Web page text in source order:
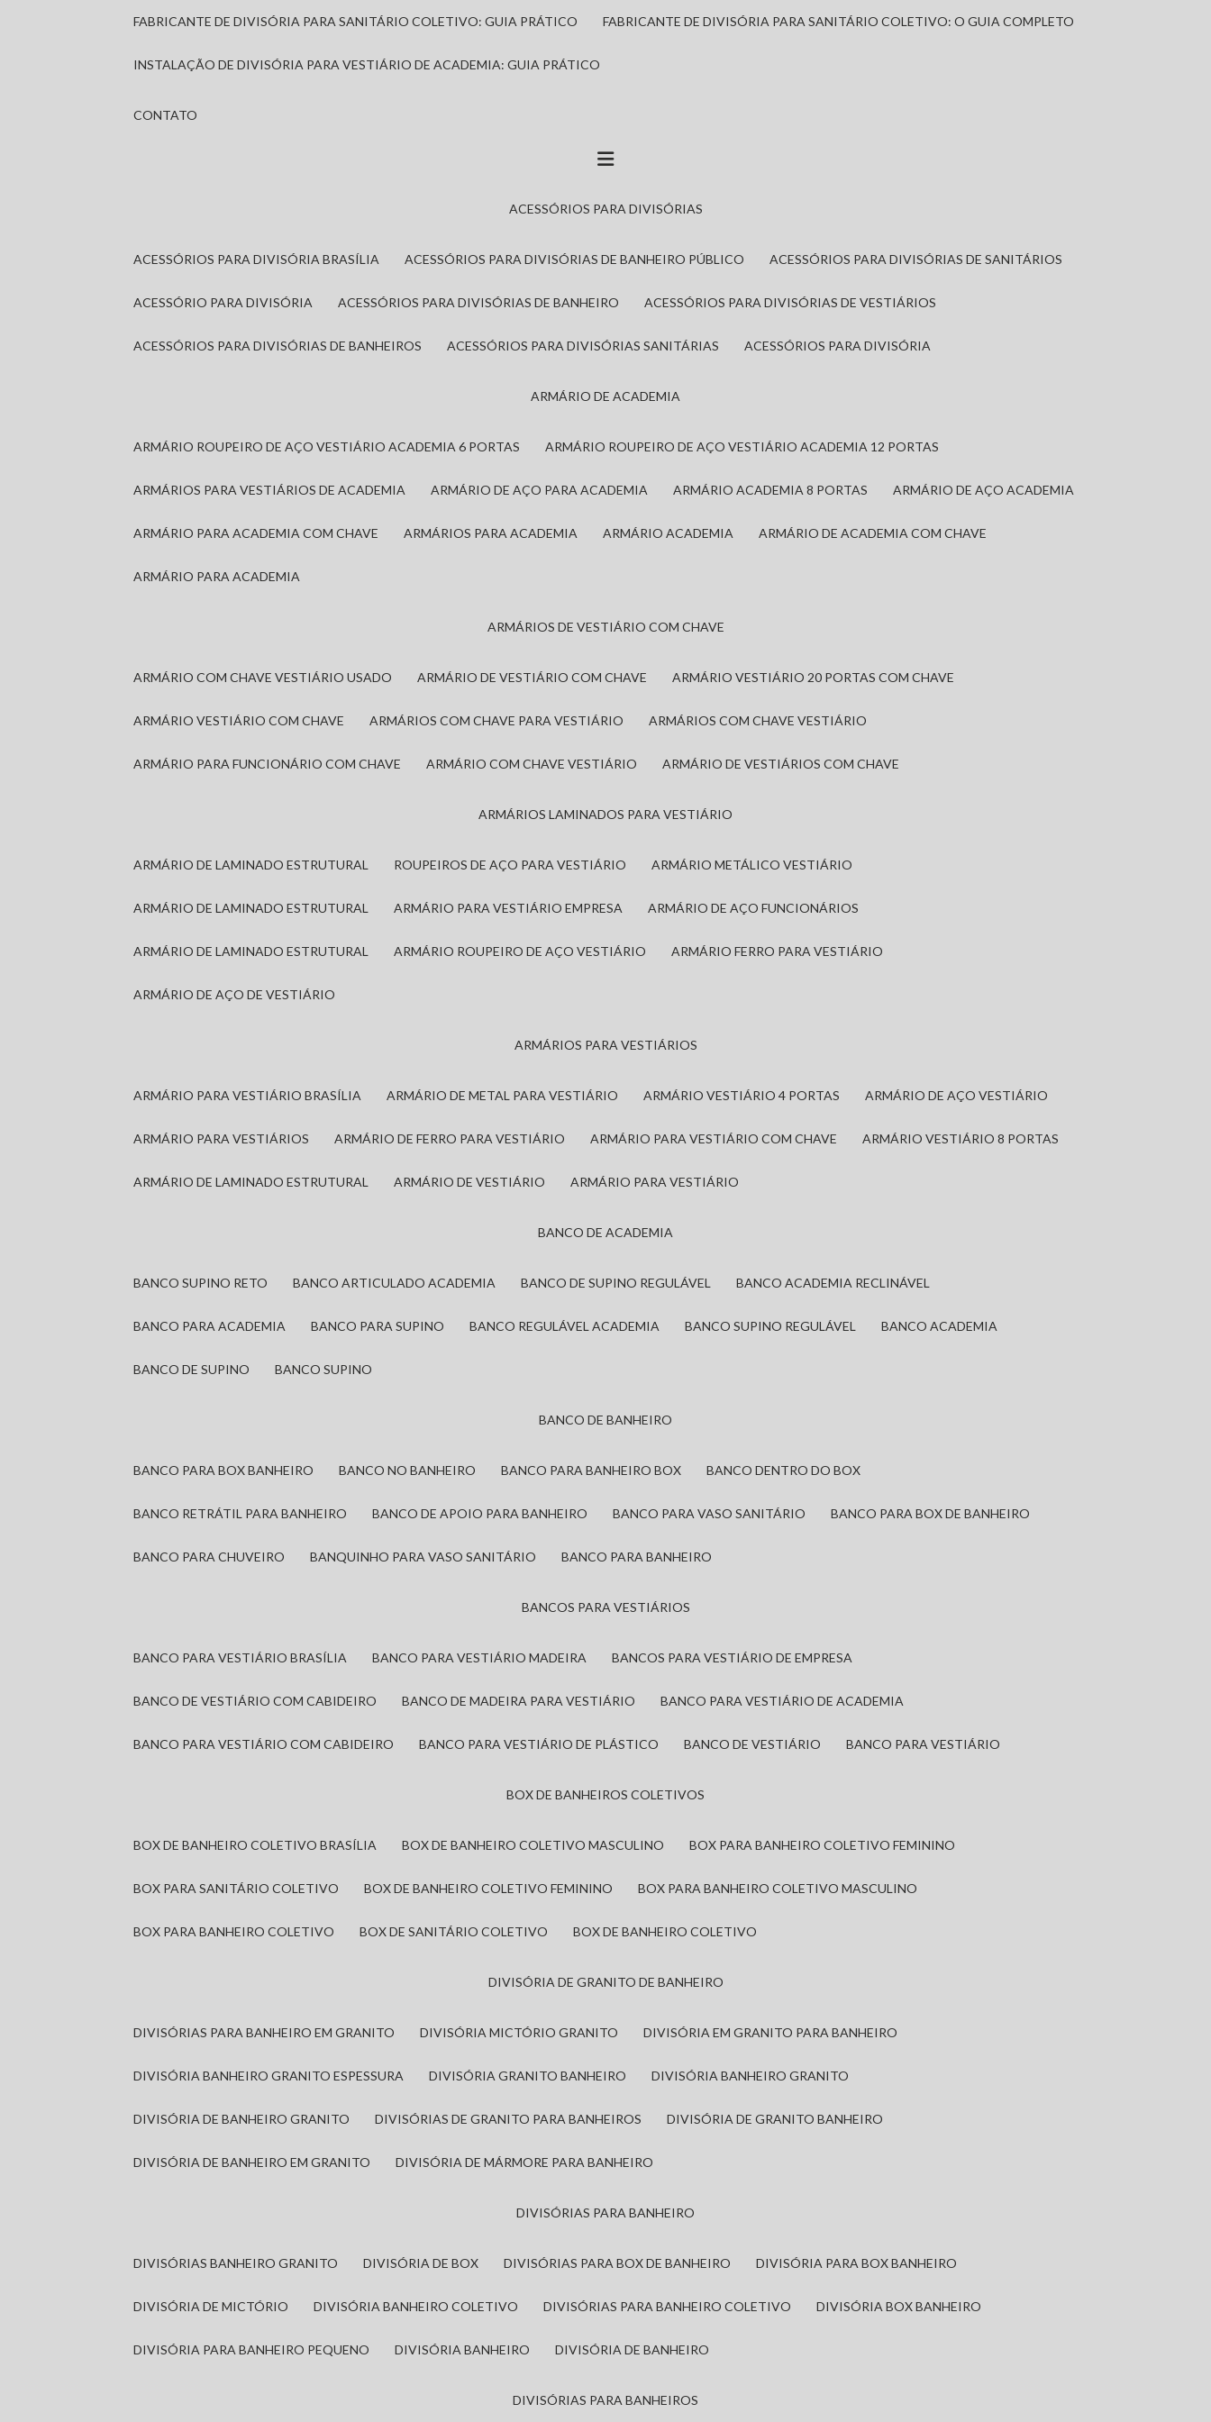
FABRICANTE DE DIVISÓRIA PARA SANITÁRIO COLETIVO: GUIA PRÁTICO FABRICANTE DE DIVISÓRIA PARA SANITÁRIO COLETIVO: O GUIA COMPLETO
INSTALAÇÃO DE DIVISÓRIA PARA VESTIÁRIO DE ACADEMIA: GUIA PRÁTICO
CONTATO
ACESSÓRIOS PARA DIVISÓRIAS
ACESSÓRIOS PARA DIVISÓRIA BRASÍLIA ACESSÓRIOS PARA DIVISÓRIAS DE BANHEIRO PÚBLICO ACESSÓRIOS PARA DIVISÓRIAS DE SANITÁRIOS
ACESSÓRIO PARA DIVISÓRIA ACESSÓRIOS PARA DIVISÓRIAS DE BANHEIRO ACESSÓRIOS PARA DIVISÓRIAS DE VESTIÁRIOS
ACESSÓRIOS PARA DIVISÓRIAS DE BANHEIROS ACESSÓRIOS PARA DIVISÓRIAS SANITÁRIAS ACESSÓRIOS PARA DIVISÓRIA
ARMÁRIO DE ACADEMIA
ARMÁRIO ROUPEIRO DE AÇO VESTIÁRIO ACADEMIA 6 PORTAS ARMÁRIO ROUPEIRO DE AÇO VESTIÁRIO ACADEMIA 12 PORTAS
ARMÁRIOS PARA VESTIÁRIOS DE ACADEMIA ARMÁRIO DE AÇO PARA ACADEMIA ARMÁRIO ACADEMIA 8 PORTAS ARMÁRIO DE AÇO ACADEMIA
ARMÁRIO PARA ACADEMIA COM CHAVE ARMÁRIOS PARA ACADEMIA ARMÁRIO ACADEMIA ARMÁRIO DE ACADEMIA COM CHAVE
ARMÁRIO PARA ACADEMIA
ARMÁRIOS DE VESTIÁRIO COM CHAVE
ARMÁRIO COM CHAVE VESTIÁRIO USADO ARMÁRIO DE VESTIÁRIO COM CHAVE ARMÁRIO VESTIÁRIO 20 PORTAS COM CHAVE
ARMÁRIO VESTIÁRIO COM CHAVE ARMÁRIOS COM CHAVE PARA VESTIÁRIO ARMÁRIOS COM CHAVE VESTIÁRIO
ARMÁRIO PARA FUNCIONÁRIO COM CHAVE ARMÁRIO COM CHAVE VESTIÁRIO ARMÁRIO DE VESTIÁRIOS COM CHAVE
ARMÁRIOS LAMINADOS PARA VESTIÁRIO
ARMÁRIO DE LAMINADO ESTRUTURAL ROUPEIROS DE AÇO PARA VESTIÁRIO ARMÁRIO METÁLICO VESTIÁRIO
ARMÁRIO DE LAMINADO ESTRUTURAL ARMÁRIO PARA VESTIÁRIO EMPRESA ARMÁRIO DE AÇO FUNCIONÁRIOS
ARMÁRIO DE LAMINADO ESTRUTURAL ARMÁRIO ROUPEIRO DE AÇO VESTIÁRIO ARMÁRIO FERRO PARA VESTIÁRIO
ARMÁRIO DE AÇO DE VESTIÁRIO
ARMÁRIOS PARA VESTIÁRIOS
ARMÁRIO PARA VESTIÁRIO BRASÍLIA ARMÁRIO DE METAL PARA VESTIÁRIO ARMÁRIO VESTIÁRIO 4 PORTAS ARMÁRIO DE AÇO VESTIÁRIO
ARMÁRIO PARA VESTIÁRIOS ARMÁRIO DE FERRO PARA VESTIÁRIO ARMÁRIO PARA VESTIÁRIO COM CHAVE ARMÁRIO VESTIÁRIO 8 PORTAS
ARMÁRIO DE LAMINADO ESTRUTURAL ARMÁRIO DE VESTIÁRIO ARMÁRIO PARA VESTIÁRIO
BANCO DE ACADEMIA
BANCO SUPINO RETO BANCO ARTICULADO ACADEMIA BANCO DE SUPINO REGULÁVEL BANCO ACADEMIA RECLINÁVEL
BANCO PARA ACADEMIA BANCO PARA SUPINO BANCO REGULÁVEL ACADEMIA BANCO SUPINO REGULÁVEL BANCO ACADEMIA
BANCO DE SUPINO BANCO SUPINO
BANCO DE BANHEIRO
BANCO PARA BOX BANHEIRO BANCO NO BANHEIRO BANCO PARA BANHEIRO BOX BANCO DENTRO DO BOX
BANCO RETRÁTIL PARA BANHEIRO BANCO DE APOIO PARA BANHEIRO BANCO PARA VASO SANITÁRIO BANCO PARA BOX DE BANHEIRO
BANCO PARA CHUVEIRO BANQUINHO PARA VASO SANITÁRIO BANCO PARA BANHEIRO
BANCOS PARA VESTIÁRIOS
BANCO PARA VESTIÁRIO BRASÍLIA BANCO PARA VESTIÁRIO MADEIRA BANCOS PARA VESTIÁRIO DE EMPRESA
BANCO DE VESTIÁRIO COM CABIDEIRO BANCO DE MADEIRA PARA VESTIÁRIO BANCO PARA VESTIÁRIO DE ACADEMIA
BANCO PARA VESTIÁRIO COM CABIDEIRO BANCO PARA VESTIÁRIO DE PLÁSTICO BANCO DE VESTIÁRIO BANCO PARA VESTIÁRIO
BOX DE BANHEIROS COLETIVOS
BOX DE BANHEIRO COLETIVO BRASÍLIA BOX DE BANHEIRO COLETIVO MASCULINO BOX PARA BANHEIRO COLETIVO FEMININO
BOX PARA SANITÁRIO COLETIVO BOX DE BANHEIRO COLETIVO FEMININO BOX PARA BANHEIRO COLETIVO MASCULINO
BOX PARA BANHEIRO COLETIVO BOX DE SANITÁRIO COLETIVO BOX DE BANHEIRO COLETIVO
DIVISÓRIA DE GRANITO DE BANHEIRO
DIVISÓRIAS PARA BANHEIRO EM GRANITO DIVISÓRIA MICTÓRIO GRANITO DIVISÓRIA EM GRANITO PARA BANHEIRO
DIVISÓRIA BANHEIRO GRANITO ESPESSURA DIVISÓRIA GRANITO BANHEIRO DIVISÓRIA BANHEIRO GRANITO
DIVISÓRIA DE BANHEIRO GRANITO DIVISÓRIAS DE GRANITO PARA BANHEIROS DIVISÓRIA DE GRANITO BANHEIRO
DIVISÓRIA DE BANHEIRO EM GRANITO DIVISÓRIA DE MÁRMORE PARA BANHEIRO
DIVISÓRIAS PARA BANHEIRO
DIVISÓRIAS BANHEIRO GRANITO DIVISÓRIA DE BOX DIVISÓRIAS PARA BOX DE BANHEIRO DIVISÓRIA PARA BOX BANHEIRO
DIVISÓRIA DE MICTÓRIO DIVISÓRIA BANHEIRO COLETIVO DIVISÓRIAS PARA BANHEIRO COLETIVO DIVISÓRIA BOX BANHEIRO
DIVISÓRIA PARA BANHEIRO PEQUENO DIVISÓRIA BANHEIRO DIVISÓRIA DE BANHEIRO
DIVISÓRIAS PARA BANHEIROS